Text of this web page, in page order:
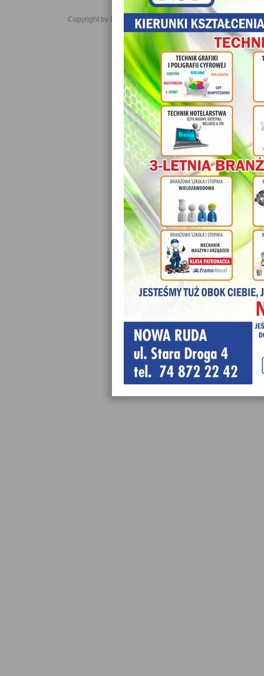
Copyright by Daniel JabĹoĹski 2006-2021. All rights